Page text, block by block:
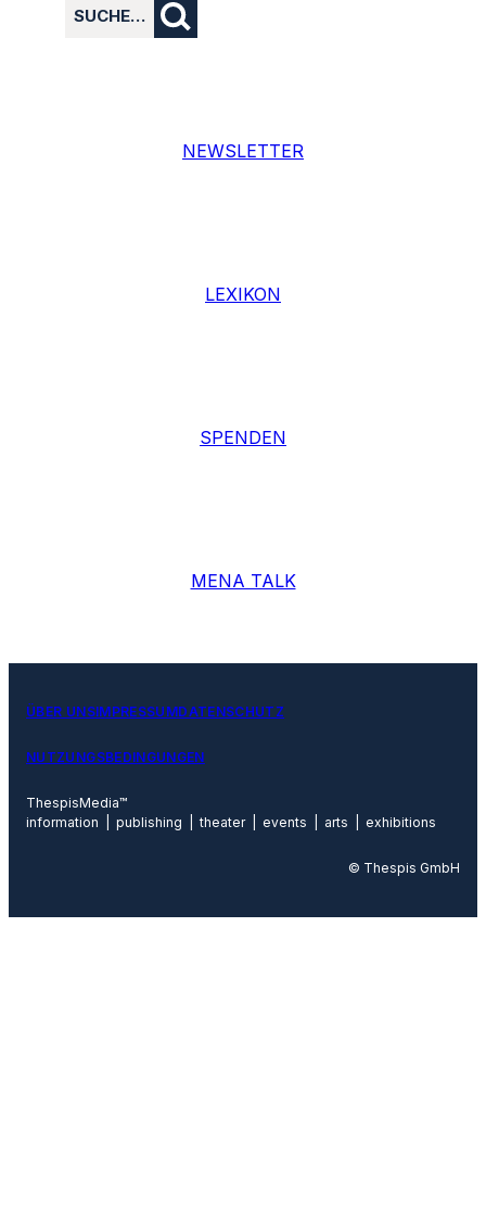
SUCHE…
NEWSLETTER
LEXIKON
SPENDEN
MENA TALK
ÜBER UNSIMPRESSUMDATENSCHUTZ
NUTZUNGSBEDINGUNGEN
ThespisMedia™
information | publishing | theater | events | arts | exhibitions
© Thespis GmbH